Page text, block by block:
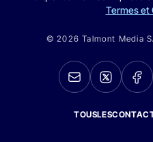
Termes et
© 2026 Talmont Media